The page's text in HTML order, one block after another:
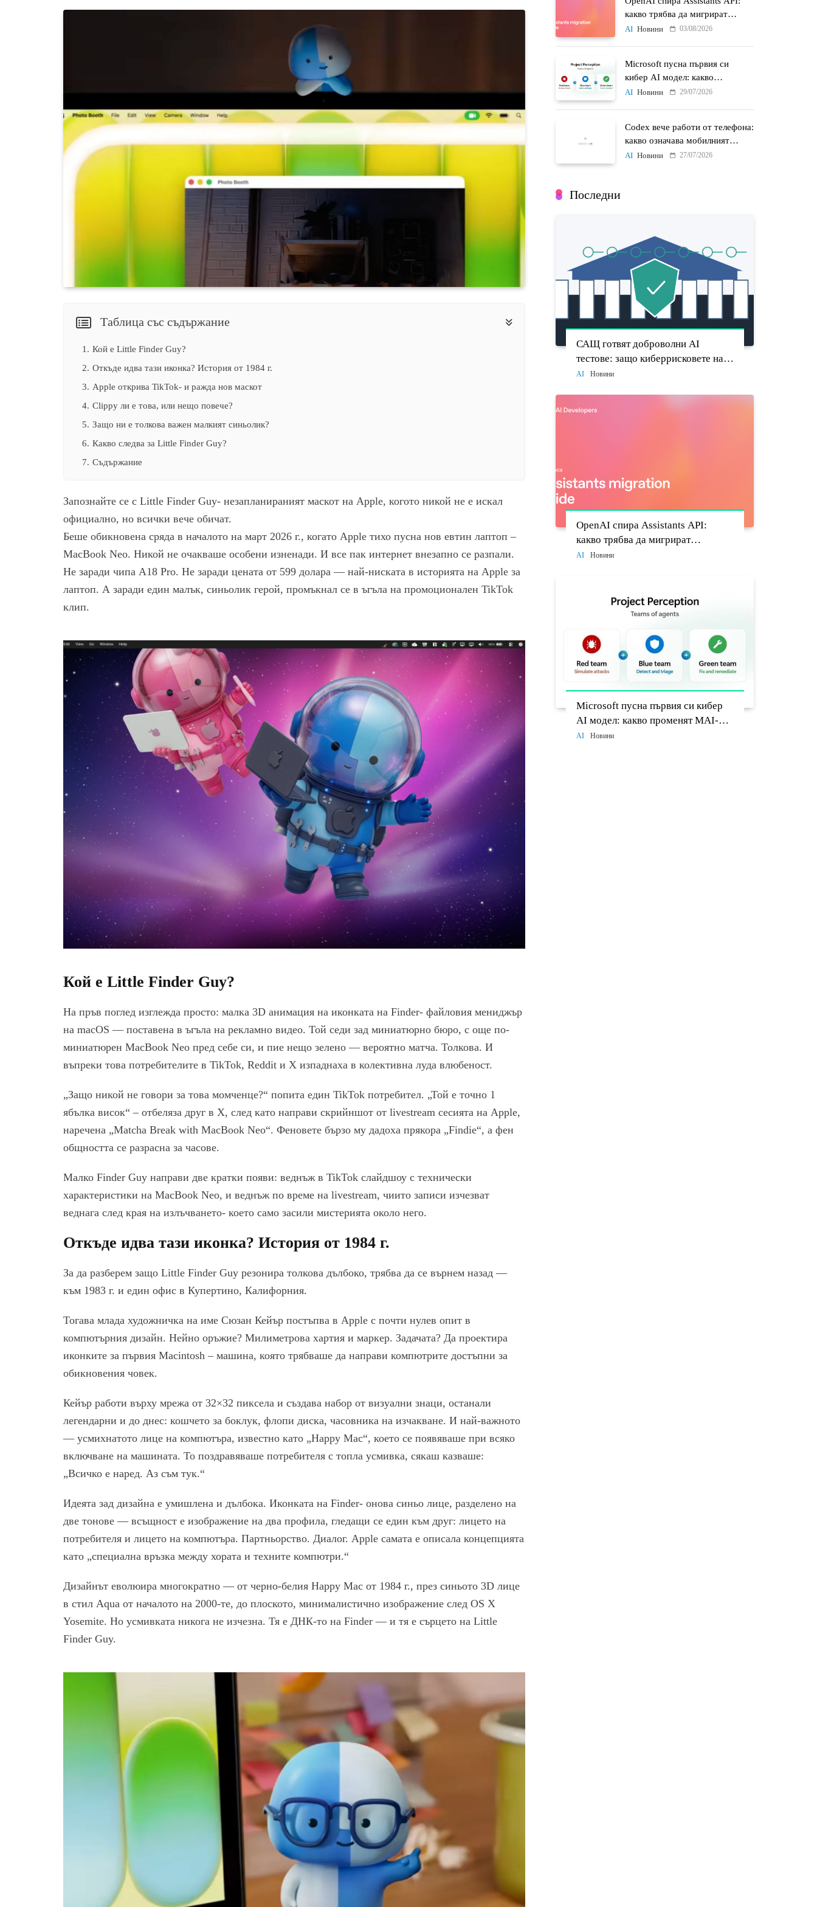
Таблица със съдържание
1. Кой е Little Finder Guy?
2. Откъде идва тази иконка? История от 1984 г.
3. Apple открива TikTok- и ражда нов маскот
4. Clippy ли е това, или нещо повече?
5. Защо ни е толкова важен малкият синьолик?
6. Какво следва за Little Finder Guy?
7. Съдържание
Запознайте се с Little Finder Guy- незапланираният маскот на Apple, когото никой не е искал
официално, но всички вече обичат.
Беше обикновена сряда в началото на март 2026 г., когато Apple тихо пусна нов евтин лаптоп –
MacBook Neo. Никой не очакваше особени изненади. И все пак интернет внезапно се разпали.
Не заради чипа A18 Pro. Не заради цената от 599 долара — най-ниската в историята на Apple за
лаптоп. А заради един малък, синьолик герой, промъкнал се в ъгъла на промоционален TikTok
клип.
Кой е Little Finder Guy?
На пръв поглед изглежда просто: малка 3D анимация на иконката на Finder- файловия мениджър
на macOS — поставена в ъгъла на рекламно видео. Той седи зад миниатюрно бюро, с още по-
миниатюрен MacBook Neo пред себе си, и пие нещо зелено — вероятно матча. Толкова. И
въпреки това потребителите в TikTok, Reddit и X изпаднаха в колективна луда влюбеност.
„Защо никой не говори за това момченце?“ попита един TikTok потребител. „Той е точно 1
ябълка висок“ – отбеляза друг в X, след като направи скрийншот от livestream сесията на Apple,
наречена „Matcha Break with MacBook Neo“. Феновете бързо му дадоха прякора „Findie“, а фен
общността се разрасна за часове.
Малко Finder Guy направи две кратки появи: веднъж в TikTok слайдшоу с технически
характеристики на MacBook Neo, и веднъж по време на livestream, чиито записи изчезват
веднага след края на излъчването- което само засили мистерията около него.
Откъде идва тази иконка? История от 1984 г.
За да разберем защо Little Finder Guy резонира толкова дълбоко, трябва да се върнем назад —
към 1983 г. и един офис в Купертино, Калифорния.
Тогава млада художничка на име Сюзан Кейър постъпва в Apple с почти нулев опит в
компютърния дизайн. Нейно оръжие? Милиметрова хартия и маркер. Задачата? Да проектира
иконките за първия Macintosh – машина, която трябваше да направи компютрите достъпни за
обикновения човек.
Кейър работи върху мрежа от 32×32 пиксела и създава набор от визуални знаци, останали
легендарни и до днес: кошчето за боклук, флопи диска, часовника на изчакване. И най-важното
— усмихнатото лице на компютъра, известно като „Happy Mac“, което се появяваше при всяко
включване на машината. То поздравяваше потребителя с топла усмивка, сякаш казваше:
„Всичко е наред. Аз съм тук.“
Идеята зад дизайна е умишлена и дълбока. Иконката на Finder- онова синьо лице, разделено на
две тонове — всъщност е изображение на два профила, гледащи се един към друг: лицето на
потребителя и лицето на компютъра. Партньорство. Диалог. Apple самата е описала концепцията
като „специална връзка между хората и техните компютри.“
Дизайнът еволюира многократно — от черно-белия Happy Mac от 1984 г., през синьото 3D лице
в стил Aqua от началото на 2000-те, до плоското, минималистично изображение след OS X
Yosemite. Но усмивката никога не изчезна. Тя е ДНК-то на Finder — и тя е сърцето на Little
Finder Guy.
какво трябва да мигрират
разработчиците до 26 август
AI Новини 03/08/2026
Microsoft пусна първия си
кибер AI модел: какво
променят MAI-Cyber-1-Flash и
AI Новини 29/07/2026
Codex вече работи от телефона:
какво означава мобилният
достъп до AI агенти
AI Новини 27/07/2026
Последни
САЩ готвят доброволни AI
тестове: защо киберрисковете на
моделите стават политически
AI Новини
OpenAI спира Assistants API:
какво трябва да мигрират
разработчиците до 26 август
AI Новини
Microsoft пусна първия си кибер
AI модел: какво променят MAI-
Cyber-1-Flash и Project Perception
AI Новини